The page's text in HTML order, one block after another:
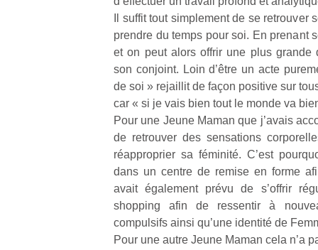
Il suffit tout simplement de se retrouver
prendre du temps pour soi. En prenant
et on peut alors offrir une plus grande
son conjoint. Loin d’être un acte
de soi » rejaillit de façon positive sur
car « si je vais bien tout le monde va
Pour une Jeune Maman que j’avais
de retrouver des sensations
réapproprier sa féminité. C’est
dans un centre de remise en forme
avait également prévu de s’offrir
shopping afin de ressentir à
compulsifs ainsi qu’une identité de
Pour une autre Jeune Maman cela n’a